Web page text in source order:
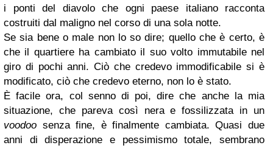
i ponti del diavolo che ogni paese italiano racconta
costruiti dal maligno nel corso di una sola notte.
Se sia bene o male non lo so dire; quello che è certo, è
che il quartiere ha cambiato il suo volto immutabile nel
giro di pochi anni. Ciò che credevo immodificabile si è
modificato, ciò che credevo eterno, non lo è stato.
È facile ora, col senno di poi, dire che anche la mia
situazione, che pareva così nera e fossilizzata in un
voodoo senza fine, è finalmente cambiata. Quasi due
anni di disperazione e pessimismo totale, sembrano